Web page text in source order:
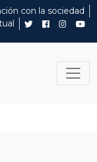
con la sociedad